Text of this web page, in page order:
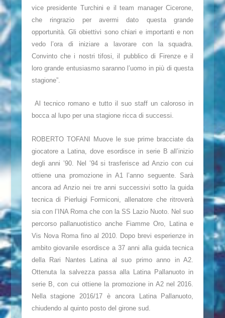
vice presidente Turchini e il team manager Cicerone,
che ringrazio per avermi dato questa grande
opportunità. Gli obiettivi sono chiari e importanti e non
vedo l’ora di iniziare a lavorare con la squadra.
Convinto che i nostri tifosi, il pubblico di Firenze e il
loro grande entusiasmo saranno l’uomo in più di questa
stagione”.
Al tecnico romano e tutto il suo staff un caloroso in
bocca al lupo per una stagione ricca di successi.
ROBERTO TOFANI Muove le sue prime bracciate da
giocatore a Latina, dove esordisce in serie B all’inizio
degli anni ’90. Nel ’94 si trasferisce ad Anzio con cui
ottiene una promozione in A1 l’anno seguente. Sarà
ancora ad Anzio nei tre anni successivi sotto la guida
tecnica di Pierluigi Formiconi, allenatore che ritroverà
sia con l’INA Roma che con la SS Lazio Nuoto. Nel suo
percorso pallanuotistico anche Fiamme Oro, Latina e
Vis Nova Roma fino al 2010. Dopo brevi esperienze in
ambito giovanile esordisce a 37 anni alla guida tecnica
della Rari Nantes Latina al suo primo anno in A2.
Ottenuta la salvezza passa alla Latina Pallanuoto in
serie B, con cui ottiene la promozione in A2 nel 2016.
Nella stagione 2016/17 è ancora Latina Pallanuoto,
chiudendo al quinto posto del girone sud.